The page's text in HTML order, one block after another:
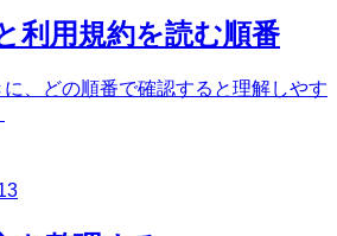
利用規約を読む順番
、どの順番で確認すると理解しやす